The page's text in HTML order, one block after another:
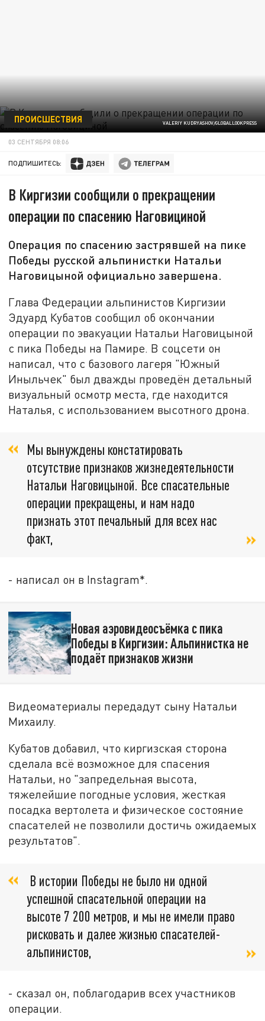
VALERIY KUDRYASHOV/GLOBALLOOKPRESS
ПРОИСШЕСТВИЯ
03 СЕНТЯБРЯ 08:06
ПОДПИШИТЕСЬ:
В Киргизии сообщили о прекращении
операции по спасению Наговициной
Операция по спасению застрявшей на пике
Победы русской альпинистки Натальи
Наговицыной официально завершена.
Глава Федерации альпинистов Киргизии
Эдуард Кубатов сообщил об окончании
операции по эвакуации Натальи Наговицыной
с пика Победы на Памире. В соцсети он
написал, что с базового лагеря "Южный
Иныльчек" был дважды проведён детальный
визуальный осмотр места, где находится
Наталья, с использованием высотного дрона.
Мы вынуждены констатировать
отсутствие признаков жизнедеятельности
Натальи Наговицыной. Все спасательные
операции прекращены, и нам надо
признать этот печальный для всех нас
факт,
- написал он в Instagram*.
Новая аэровидеосъёмка с пика
Победы в Киргизии: Альпинистка не
подаёт признаков жизни
Видеоматериалы передадут сыну Натальи
Михаилу.
Кубатов добавил, что киргизская сторона
сделала всё возможное для спасения
Натальи, но "запредельная высота,
тяжелейшие погодные условия, жесткая
посадка вертолета и физическое состояние
спасателей не позволили достичь ожидаемых
результатов".
В истории Победы не было ни одной
успешной спасательной операции на
высоте 7 200 метров, и мы не имели право
рисковать и далее жизнью спасателей-
альпинистов,
- сказал он, поблагодарив всех участников
операции.